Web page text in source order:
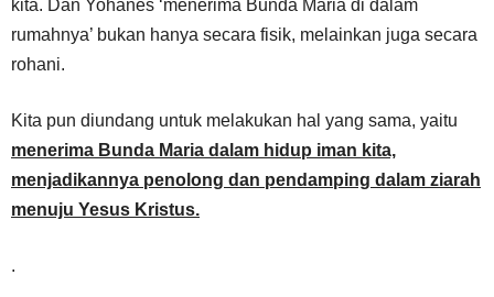
kita. Dan Yohanes ‘menerima Bunda Maria di dalam
rumahnya’ bukan hanya secara fisik, melainkan juga secara
rohani.
Kita pun diundang untuk melakukan hal yang sama, yaitu
menerima Bunda Maria dalam hidup iman kita,
menjadikannya penolong dan pendamping dalam ziarah
menuju Yesus Kristus.
.